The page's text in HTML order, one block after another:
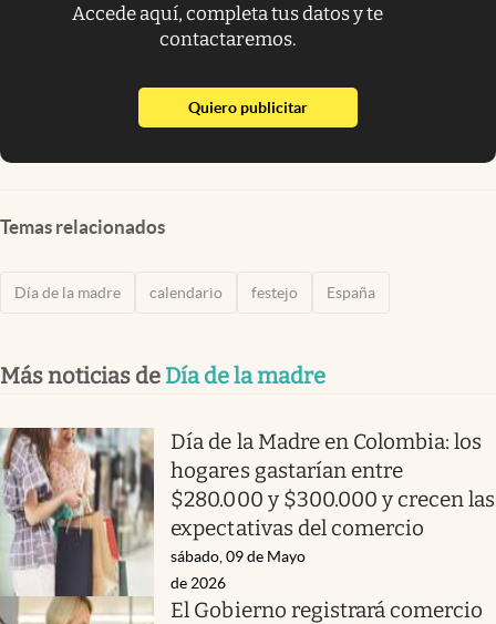
Accede aquí, completa tus datos y te
contactaremos.
Quiero publicitarabre en nueva pestaña
Temas relacionados
Día de la madre calendario festejo España
Más noticias de Día de la madre
Día de la Madre en Colombia: los
hogares gastarían entre
$280.000 y $300.000 y crecen las
expectativas del comercio
sábado, 09 de Mayo
de 2026
El Gobierno registrará comercio